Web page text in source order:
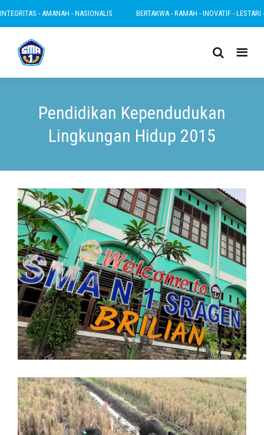
- AMANAH - NASIONALIS BERTAKWA - RAMAH - INOVATIF - LESTARI -
Pendidikan Kependudukan
Lingkungan Hidup 2015